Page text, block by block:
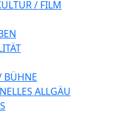
/ FILM
BÜHNE
ALLGÄU